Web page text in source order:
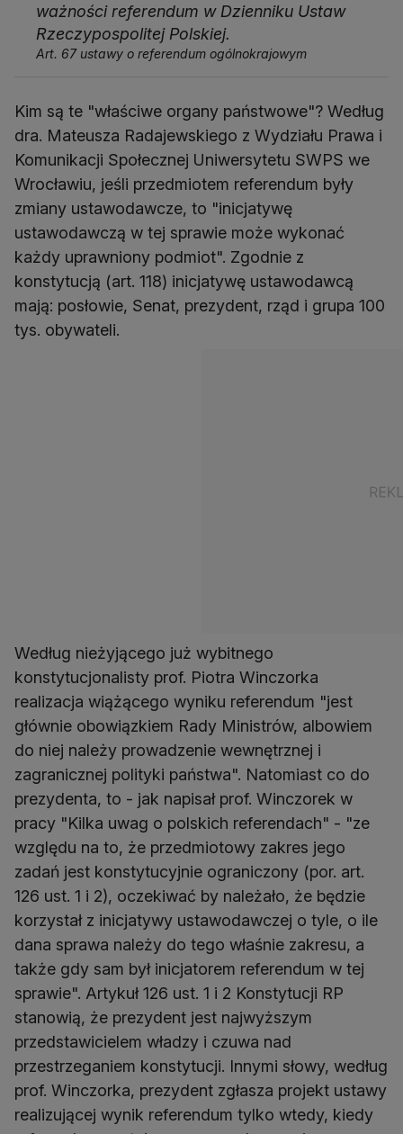
ważności referendum w Dzienniku Ustaw
Rzeczypospolitej Polskiej.
Art. 67 ustawy o referendum ogólnokrajowym
Kim są te "właściwe organy państwowe"? Według
dra. Mateusza Radajewskiego z Wydziału Prawa i
Komunikacji Społecznej Uniwersytetu SWPS we
Wrocławiu, jeśli przedmiotem referendum były
zmiany ustawodawcze, to "inicjatywę
ustawodawczą w tej sprawie może wykonać
każdy uprawniony podmiot". Zgodnie z
konstytucją (art. 118) inicjatywę ustawodawcą
mają: posłowie, Senat, prezydent, rząd i grupa 100
tys. obywateli.
Według nieżyjącego już wybitnego
konstytucjonalisty prof. Piotra Winczorka
realizacja wiążącego wyniku referendum "jest
głównie obowiązkiem Rady Ministrów, albowiem
do niej należy prowadzenie wewnętrznej i
zagranicznej polityki państwa". Natomiast co do
prezydenta, to - jak napisał prof. Winczorek w
pracy "Kilka uwag o polskich referendach" - "ze
względu na to, że przedmiotowy zakres jego
zadań jest konstytucyjnie ograniczony (por. art.
126 ust. 1 i 2), oczekiwać by należało, że będzie
korzystał z inicjatywy ustawodawczej o tyle, o ile
dana sprawa należy do tego właśnie zakresu, a
także gdy sam był inicjatorem referendum w tej
sprawie". Artykuł 126 ust. 1 i 2 Konstytucji RP
stanowią, że prezydent jest najwyższym
przedstawicielem władzy i czuwa nad
przestrzeganiem konstytucji. Innymi słowy, według
prof. Winczorka, prezydent zgłasza projekt ustawy
realizującej wynik referendum tylko wtedy, kiedy